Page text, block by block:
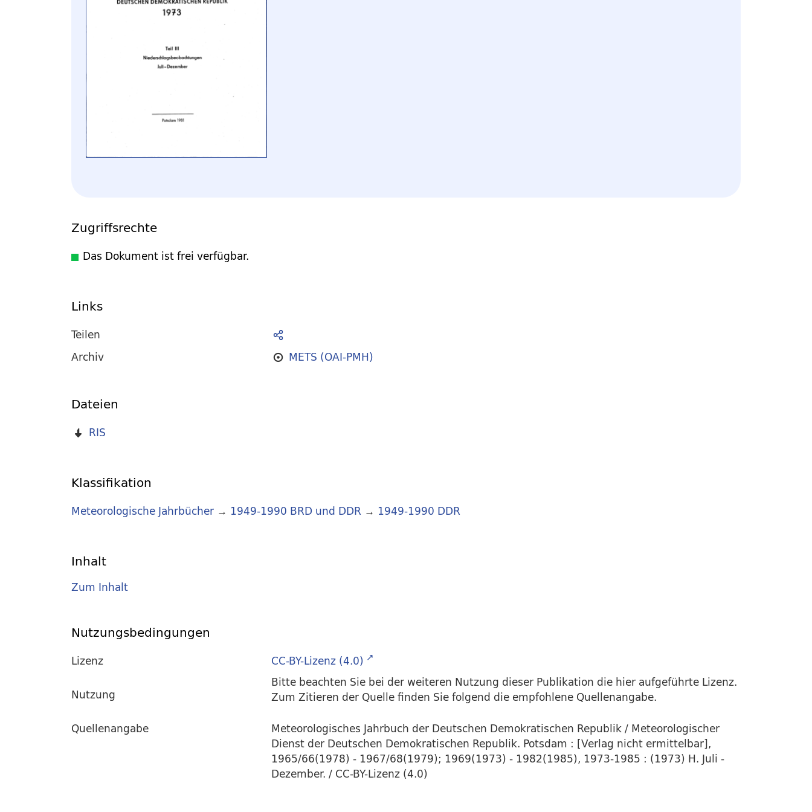
Zugriffsrechte
Das Dokument ist frei verfügbar.
Links
Teilen
Archiv
METS (OAI-PMH)
Dateien
RIS
Klassifikation
Meteorologische Jahrbücher → 1949-1990 BRD und DDR → 1949-1990 DDR
Inhalt
Zum Inhalt
Nutzungsbedingungen
Lizenz
CC-BY-Lizenz (4.0)
Nutzung
Bitte beachten Sie bei der weiteren Nutzung dieser Publikation die hier aufgeführte Lizenz.
Zum Zitieren der Quelle finden Sie folgend die empfohlene Quellenangabe.
Quellenangabe
Meteorologisches Jahrbuch der Deutschen Demokratischen Republik / Meteorologischer
Dienst der Deutschen Demokratischen Republik. Potsdam : [Verlag nicht ermittelbar],
1965/66(1978) - 1967/68(1979); 1969(1973) - 1982(1985), 1973-1985 : (1973) H. Juli -
Dezember. / CC-BY-Lizenz (4.0)